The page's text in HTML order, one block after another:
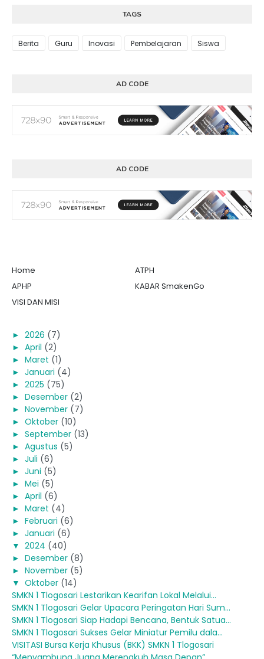
TAGS
Berita Guru Inovasi Pembelajaran Siswa
AD CODE
AD CODE
Home
ATPH
APHP
KABAR SmakenGo
VISI DAN MISI
► 2026 (7)
► April (2)
► Maret (1)
► Januari (4)
► 2025 (75)
► Desember (2)
► November (7)
► Oktober (10)
► September (13)
► Agustus (5)
► Juli (6)
► Juni (5)
► Mei (5)
► April (6)
► Maret (4)
► Februari (6)
► Januari (6)
▼ 2024 (40)
► Desember (8)
► November (5)
▼ Oktober (14)
SMKN 1 Tlogosari Lestarikan Kearifan Lokal Melalui...
SMKN 1 Tlogosari Gelar Upacara Peringatan Hari Sum...
SMKN 1 Tlogosari Siap Hadapi Bencana, Bentuk Satua...
SMKN 1 Tlogosari Sukses Gelar Miniatur Pemilu dala...
VISITASI Bursa Kerja Khusus (BKK) SMKN 1 Tlogosari